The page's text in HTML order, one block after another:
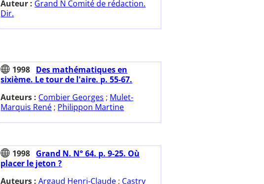
Auteur : Grand N Comité de rédaction.
Dir.
1998 Des mathématiques en
sixième. Le tour de l'aire. p. 55-67.
Auteurs : Combier Georges ; Mulet-
Marquis René ; Philippon Martine
1998 Grand N. N° 64. p. 9-25. Où
placer le jeton ?
Auteurs :Argaud Henri-Claude ; Castry